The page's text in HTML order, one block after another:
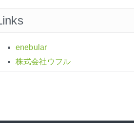
enebular
株式会社ウフル